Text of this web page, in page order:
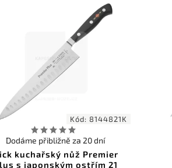
Kód: 8144821K
kuchařský nůž Premier
s japonským ostřím 21
Dodáme přibližně za 20 dní